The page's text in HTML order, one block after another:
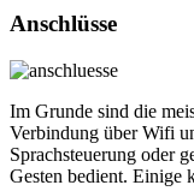
Anschlüsse
Im Grunde sind die
Verbindung über Wifi
Sprachsteuerung oder
Gesten bedient. Einige